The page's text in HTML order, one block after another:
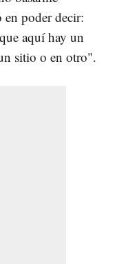
en poder decir:
aquí hay un
sitio o en otro".